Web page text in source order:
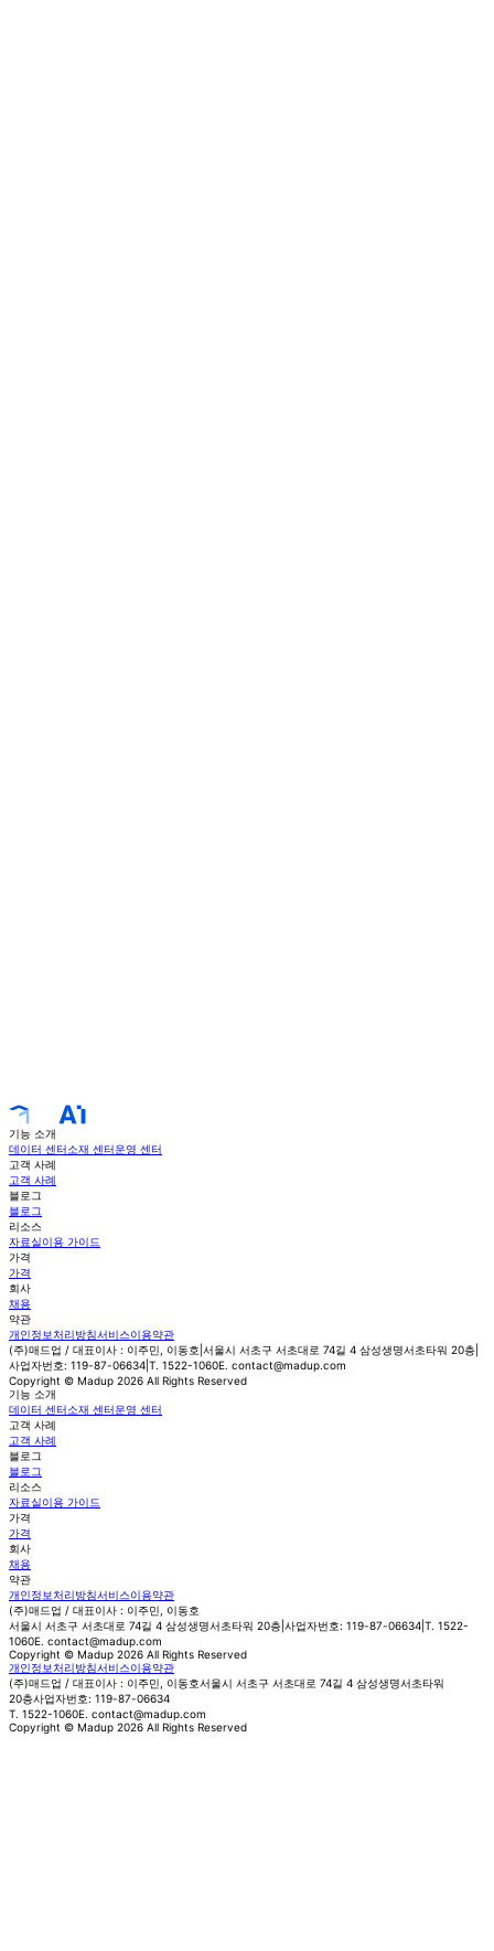
기능 소개
데이터 센터소재 센터운영 센터
고객 사례
고객 사례
블로그
블로그
리소스
자료실이용 가이드
가격
가격
회사
채용
약관
개인정보처리방침서비스이용약관
(주)매드업 / 대표이사 : 이주민, 이동호 서울시 서초구 서초대로 74길 4 삼성생명서초타워 20층
사업자번호: 119-87-06634 T. 1522-1060E. contact@madup.com
Copyright © Madup 2026 All Rights Reserved
기능 소개
데이터 센터소재 센터운영 센터
고객 사례
고객 사례
블로그
블로그
리소스
자료실이용 가이드
가격
가격
회사
채용
약관
개인정보처리방침서비스이용약관
(주)매드업 / 대표이사 : 이주민, 이동호
서울시 서초구 서초대로 74길 4 삼성생명서초타워 20층 사업자번호: 119-87-06634 T. 1522-
1060E. contact@madup.com
Copyright © Madup 2026 All Rights Reserved
개인정보처리방침서비스이용약관
(주)매드업 / 대표이사 : 이주민, 이동호서울시 서초구 서초대로 74길 4 삼성생명서초타워
20층사업자번호: 119-87-06634
T. 1522-1060E. contact@madup.com
Copyright © Madup 2026 All Rights Reserved